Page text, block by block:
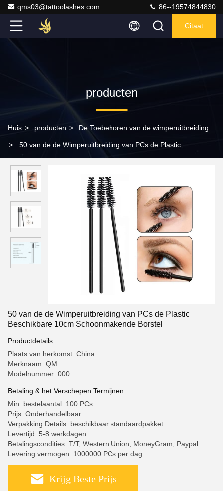
qms03@tattoolashes.com 86--19574844830
Citaat
producten
Huis > producten > De Toebehoren van de wimperuitbreiding
> 50 van de de Wimperuitbreiding van PCs de Plastic
50 van de de Wimperuitbreiding van PCs de Plastic
Beschikbare 10cm Schoonmakende Borstel
Productdetails
Plaats van herkomst: China
Merknaam: QM
Modelnummer: 000
Betaling & het Verschepen Termijnen
Min. bestelaantal: 100 PCs
Prijs: Onderhandelbaar
Verpakking Details: beschikbaar standaardpakket
Levertijd: 5-8 werkdagen
Betalingscondities: T/T, Western Union, MoneyGram, Paypal
Levering vermogen: 1000000 PCs per dag
Krijg Beste Prijs